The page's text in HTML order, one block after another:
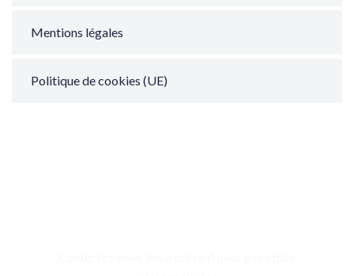
Mentions légales
Politique de cookies (UE)